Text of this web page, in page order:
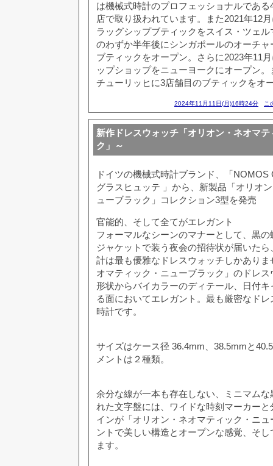
は機械式時計のプロフェッショナルであ
店で取り扱われています。また2021年12
ラッグシップブティックをスイス・ツェ
のわずか半年後にシンガポールのオーチ
ブティックをオープン。さらに2023年11
ップショップをニューヨークにオープン
チューリッヒに3店舗目のブティックをオ
2024年11月11日(月)16時24分 こ
新作ドレスウォッチ「オリオン・ネオマ
ク」～
ドイツの機械式時計ブランド、「NOMOS
グラスヒュッテ 」から、新製品「オリオ
ューブラック」コレクション3型を発売
官能的、そして全てがエレガント
フォーマルなシーンのマナーとして、黒
ジャケットで装う夜会の招待状が届いた
計は最も優雅なドレスウォッチしかあり
オマティック・ニューブラック」のドレ
形状からバイカラーのディテール、日付
る面においてエレガント。最も厳密なド
時計です。
サイズはケース径 36.4mm、38.5mmと
メントは２種類。
余分な線が一本も存在しない、ミニマム
れた文字盤には、ワイドな時刻マーカー
インが「オリオン・ネオマティック・ニ
ントで美しい構造とオープンな感覚、そ
ます。